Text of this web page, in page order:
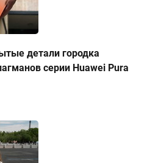
детали городка
серии Huawei Pura